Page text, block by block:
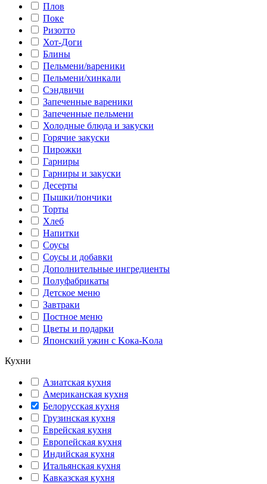
Плов
Поке
Ризотто
Хот-Доги
Блины
Пельмени/вареники
Пельмени/хинкали
Сэндвичи
Запеченные вареники
Запеченные пельмени
Холодные блюда и закуски
Горячие закуски
Пирожки
Гарниры
Гарниры и закуски
Десерты
Пышки/пончики
Торты
Хлеб
Напитки
Соусы
Соусы и добавки
Дополнительные ингредиенты
Полуфабрикаты
Детское меню
Завтраки
Постное меню
Цветы и подарки
Японский ужин с Kока-Kола
Кухни
Азиатская кухня
Американская кухня
Белорусская кухня
Грузинская кухня
Еврейская кухня
Европейская кухня
Индийская кухня
Итальянская кухня
Кавказская кухня